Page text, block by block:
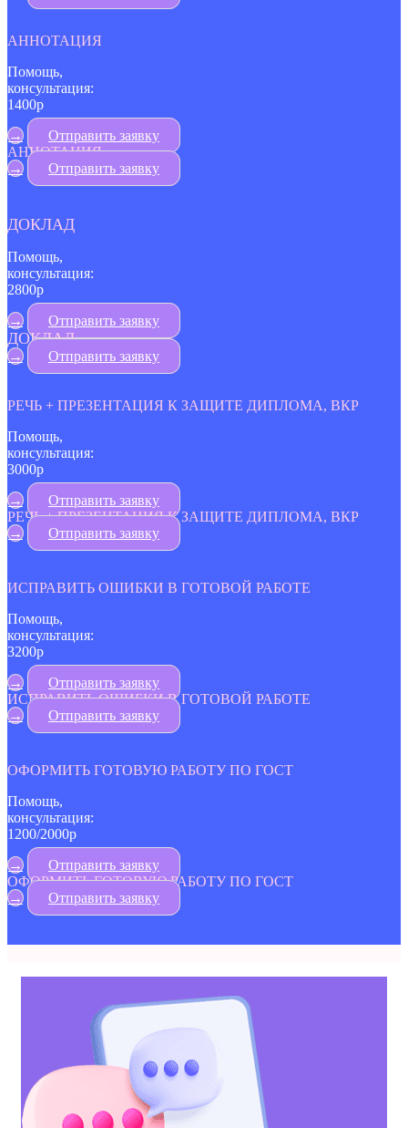
АННОТАЦИЯ
Помощь,
консультация:
1400р
→
Отправить заявку
АННОТАЦИЯ
→
Отправить заявку
ДОКЛАД
Помощь,
консультация:
2800р
→
Отправить заявку
ДОКЛАД
→ Отправить заявку
РЕЧЬ + ПРЕЗЕНТАЦИЯ К ЗАЩИТЕ ДИПЛОМА, ВКР
Помощь,
консультация:
3000р
→
Отправить заявку
РЕЧЬ + ПРЕЗЕНТАЦИЯ К ЗАЩИТЕ ДИПЛОМА, ВКР
→
Отправить заявку
ИСПРАВИТЬ ОШИБКИ В ГОТОВОЙ РАБОТЕ
Помощь,
консультация:
3200р
→
Отправить заявку
ИСПРАВИТЬ ОШИБКИ В ГОТОВОЙ РАБОТЕ
→
Отправить заявку
ОФОРМИТЬ ГОТОВУЮ РАБОТУ ПО ГОСТ
Помощь,
консультация:
1200/2000р
→
Отправить заявку
ОФОРМИТЬ ГОТОВУЮ РАБОТУ ПО ГОСТ
→
Отправить заявку